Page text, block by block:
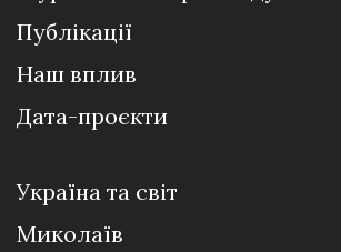
Публікації
Наш вплив
Дата-проєкти
Україна та світ
Миколаїв